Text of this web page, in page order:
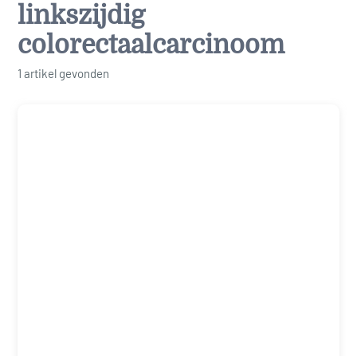
linkszijdig
colorectaalcarcinoom
1 artikel gevonden